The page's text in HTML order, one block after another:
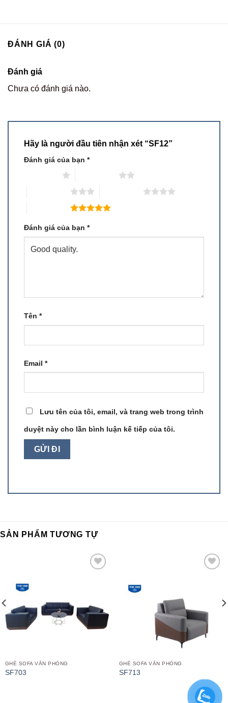
ĐÁNH GIÁ (0)
Đánh giá
Chưa có đánh giá nào.
Hãy là người đầu tiên nhận xét “SF12”
Đánh giá của bạn *
Đánh giá của bạn *
Tên *
Email *
Lưu tên của tôi, email, và trang web trong trình
duyệt này cho lần bình luận kế tiếp của tôi.
SẢN PHẨM TƯƠNG TỰ
GHẾ SOFA VĂN PHÒNG
SF703
GHẾ SOFA VĂN PHÒNG
SF713